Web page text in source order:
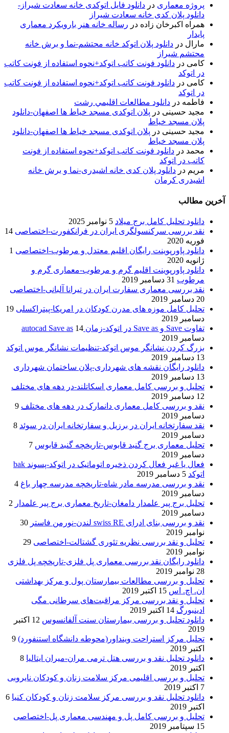
پروژه معماری در دانلود فایل اتوکدی خانه سعادت شیراز-
دانلود پلان کدی خانه سعادت شیراز
همراه اکبرخان زاده در رساله خانه هنر بارویکرد معماری
پایدار
مارال در دانلود پلان اتوکد خانه محتشم-نما و برش خانه
محتشم شیراز
کامی در دانلود فونت کاتب اتوکد+نحوه استفاده از فونت کاتب
در اتوکد
کامی در دانلود فونت کاتب اتوکد+نحوه استفاده از فونت کاتب
در اتوکد
فاطمه در دانلود مطالعات اقليمي رشت
مجید حسینی در پلان اتوکدی مسجد خیاط ها اصفهان-دانلود
پلان مسجد خیاط
مجید حسینی در پلان اتوکدی مسجد خیاط ها اصفهان-دانلود
پلان مسجد خیاط
محمد در دانلود فونت کاتب اتوکد+نحوه استفاده از فونت
کاتب در اتوکد
مریم در دانلود پلان کدی خانه اشیدری-نما و برش خانه
اشیدری کرمان
آخرین مطالب
دانلود تحلیل کامل برج میلاد 5 نوامبر 2025
نقد بررسی سرکنسولگری ایران در فرانکفورت-اختصاصی 14
فوریه 2020
دانلود پاورپوینت رایگان اقلیم معتدل و مرطوب-اختصاصی 1
ژانویه 2020
دانلود پاورپوینت اقلیم گرم و مرطوب-معماری گرم و
مرطوب 31 دسامبر 2019
نقد بررسی معماری سفارت ایران در تیرانا آلبانی-اختصاصی
20 دسامبر 2019
تحلیل کامل موزه های مدرن کودکان در امریکا-پیتراکسلی 19
دسامبر 2019
تفاوت Save و Save as در اتوکد-زمان autocad Save as
14
دسامبر 2019
بزرگ کردن نشانگر موس اتوکد-تنظیمات نشانگر موس اتوکد
13 دسامبر 2019
دانلود رایگان نقشه های شهرداری-پلان ساختمان شهرداری
13 دسامبر 2019
تحلیل و بررسی کامل معماری اسکاتلند-در دهه های مختلف
12 دسامبر 2019
نقد و بررسی کامل معماری دانمارک در دهه های مختلف 9
دسامبر 2019
نقد سفارتخانه ایران در برزیل و سفارتخانه ایران در سوئد 8
دسامبر 2019
تحلیل معماری برج گنبد قابوس-تاریخچه گنبد قابوس 7
دسامبر 2019
فعال یا غیر فعال کردن ذخیره اتوماتیک در اتوکد-پسوند bak
اتوکد 5 دسامبر 2019
نقد و بررسی مدرسه مادر شاه-تاریخچه مدرسه چهار باغ 4
دسامبر 2019
تحلیل برج پیر علمدار دامغان-تاریخ معماری برج پیر علمدار 2
دسامبر 2019
نقد و بررسی بنای ادرای swiss RE لندن-نورمن فاستر
30
نوامبر 2019
تحلیل و نقد بررسی نظریه تئوری گشتالت-اختصاصی 29
نوامبر 2019
دانلود رایگان نقد بررسی معماری پل فلزی-تاریخچه پل فلزی
28 نوامبر 2019
تحلیل و بررسی مطالعات بیمارستان پول و مرکز بهداشتی
ان. اچ. اس 15 اکتبر 2019
تحلیل و نقد بررسی مرکز مراقبت‌های سرطانی مگی
ادینبورگ 14 اکتبر 2019
دانلود تحلیل و بررسی بیمارستان سنت آلفانسوس
12 اکتبر
2019
تحلیل مرکز استراحت وینداور(محوطه دانشگاه استنفورد) 9
اکتبر 2019
دانلود تحلیل نقد و بررسی هتل ترمی مران-میران ایتالیا 8
اکتبر 2019
تحلیل و بررسی اقلیمی مرکز سلامت زنان و کودکان نایروبی
7 اکتبر 2019
دانلود تحلیل نقد و بررسی مرکز سلامت زنان و کودکان کنیا 6
اکتبر 2019
تحلیل و بررسی کامل پل و مهندسی معماری پل-اختصاصی
15 سپتامبر 2019